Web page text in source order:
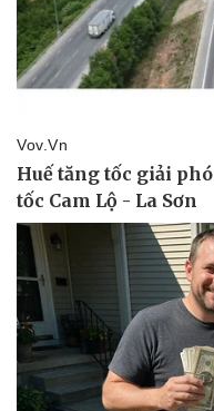
Kinh tế
Bất động sản